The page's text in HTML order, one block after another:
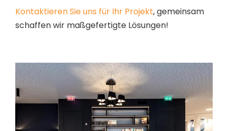
Kontaktieren Sie uns für Ihr Projekt, gemeinsam
schaffen wir maßgefertigte Lösungen!